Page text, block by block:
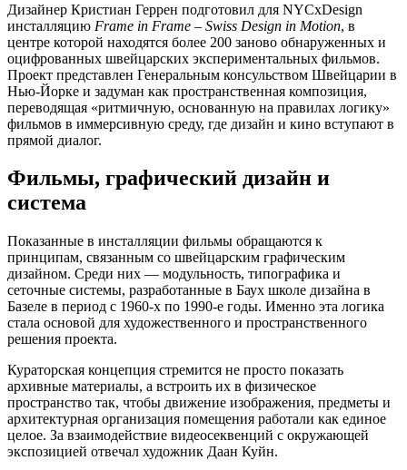
Дизайнер Кристиан Геррен подготовил для NYCxDesign
инсталляцию Frame in Frame – Swiss Design in Motion, в
центре которой находятся более 200 заново обнаруженных и
оцифрованных швейцарских экспериментальных фильмов.
Проект представлен Генеральным консульством Швейцарии в
Нью-Йорке и задуман как пространственная композиция,
переводящая «ритмичную, основанную на правилах логику»
фильмов в иммерсивную среду, где дизайн и кино вступают в
прямой диалог.
Фильмы, графический дизайн и
система
Показанные в инсталляции фильмы обращаются к
принципам, связанным со швейцарским графическим
дизайном. Среди них — модульность, типографика и
сеточные системы, разработанные в Баух школе дизайна в
Базеле в период с 1960-х по 1990-е годы. Именно эта логика
стала основой для художественного и пространственного
решения проекта.
Кураторская концепция стремится не просто показать
архивные материалы, а встроить их в физическое
пространство так, чтобы движение изображения, предметы и
архитектурная организация помещения работали как единое
целое. За взаимодействие видеосеквенций с окружающей
экспозицией отвечал художник Даан Куйн.